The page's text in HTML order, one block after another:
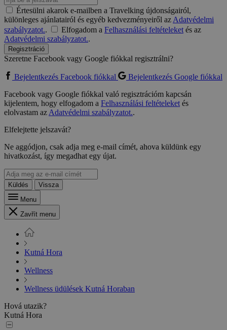
Értesülni akarok e-mailben a Travelking újdonságairól,
különleges ajánlatairól és egyéb kedvezményeiről azAdatvédelmi
szabályzatot.. Elfogadom a Felhasználási feltételeketés az
Adatvédelmi szabályzatot..
Regisztráció
Szeretne Facebook vagy Google fiókkal regisztrálni?
Bejelentkezés Facebook fiókkal
Bejelentkezés Google fiókkal
Facebook vagy Google fiókkal való regisztrációm kapcsán
kijelentem, hogy elfogadom a Felhasználási feltételeketés
elolvastam azAdatvédelmi szabályzatot..
Elfelejtette jelszavát?
Ne aggódjon, csak adja meg e-mail címét, ahova küldünk egy
hivatkozást, így megadhat egy újat.
Küldés
Vissza
Menu
Zavřít menu
Kutná Hora
Wellness
Wellness üdülések Kutná Horaban
Hová utazik?
Kutná Hora